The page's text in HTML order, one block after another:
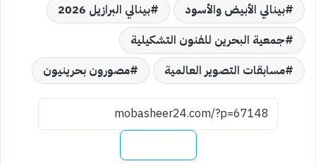
بينالي الأبيض والأسود
بينالي البرازيل 2026
جمعية البحرين للفنون التشكيلية
مسابقات التصوير العالمية
مصورون بحرينيون